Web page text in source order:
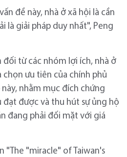
đề này, nhà ở xã hội là cần
là giải pháp duy nhất", Peng
đối từ các nhóm lợi ích, nhà ở
ưu tiên của chính phủ
nhằm mục đích chứng
được và thu hút sự ủng hộ
đang phải đối mặt với giá
"The "miracle" of Taiwan's